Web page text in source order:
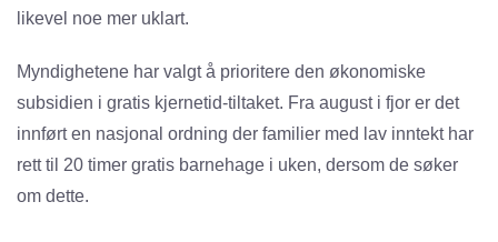
likevel noe mer uklart.
Myndighetene har valgt å prioritere den økonomiske
subsidien i gratis kjernetid-tiltaket. Fra august i fjor er det
innført en nasjonal ordning der familier med lav inntekt har
rett til 20 timer gratis barnehage i uken, dersom de søker
om dette.